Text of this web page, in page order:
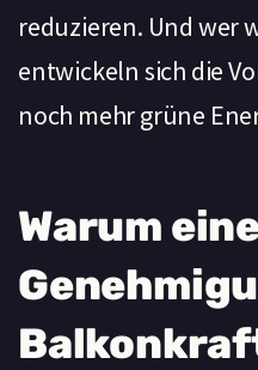
reduzieren. Und wer
entwickeln sich die
noch mehr grüne
Warum